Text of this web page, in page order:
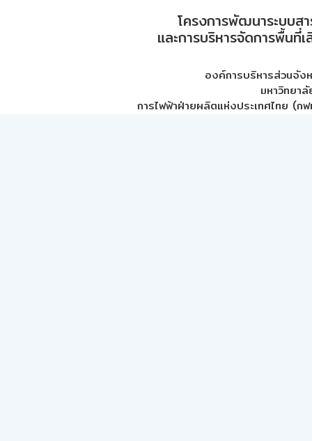
โครงการพัฒนาระบบส
และการบริหารจัดการพื้นที่
องค์การบริหารส่วนจัง
มหาวิทยา
การไฟฟ้าฝ่ายผลิตแห่งประเทศไทย (กฟ